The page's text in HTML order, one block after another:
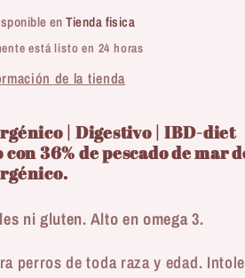
prensado
en
frío
para
enTienda fisica
está listo en 24 horas
de la tienda
| Digestivo | IBD-diet
36% de pescado de mar
ni gluten. Alto en omega 3.
perros de toda raza y edad.